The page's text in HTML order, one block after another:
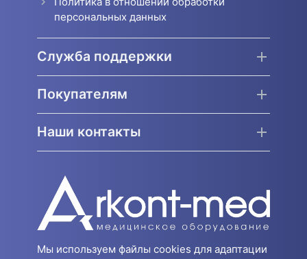
персональных данных
Служба поддержки
Покупателям
Наши контакты
Мы используем файлы cookies для адаптации